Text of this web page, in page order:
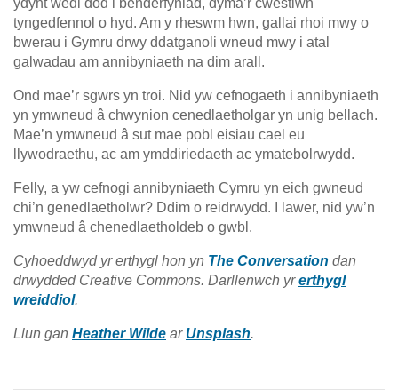
ydynt wedi dod i benderfyniad, dyma’r cwestiwn
tyngedfennol o hyd. Am y rheswm hwn, gallai rhoi mwy o
bwerau i Gymru drwy ddatganoli wneud mwy i atal
galwadau am annibyniaeth na dim arall.
Ond mae’r sgwrs yn troi. Nid yw cefnogaeth i annibyniaeth
yn ymwneud â chwynion cenedlaetholgar yn unig bellach.
Mae’n ymwneud â sut mae pobl eisiau cael eu
llywodraethu, ac am ymddiriedaeth ac ymatebolrwydd.
Felly, a yw cefnogi annibyniaeth Cymru yn eich gwneud
chi’n genedlaetholwr? Ddim o reidrwydd. I lawer, nid yw’n
ymwneud â chenedlaetholdeb o gwbl.
Cyhoeddwyd yr erthygl hon yn The Conversation dan
drwydded Creative Commons. Darllenwch yrerthygl
wreiddiol.
Llun gan Heather Wilde ar Unsplash.